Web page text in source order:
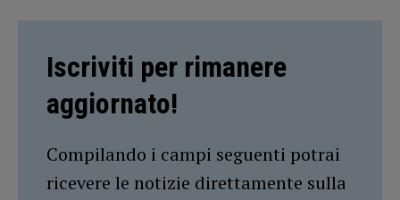
Iscriviti per rimanere
aggiornato!
Compilando i campi seguenti potrai
ricevere le notizie direttamente sulla